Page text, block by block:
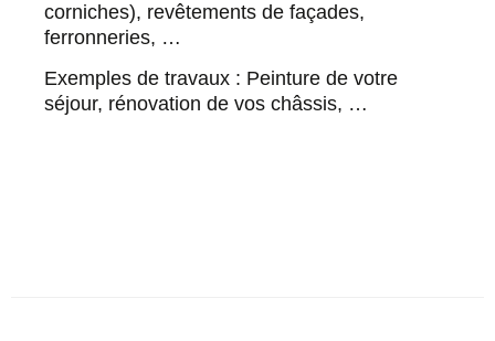
corniches), revêtements de façades,
ferronneries, …
Exemples de travaux : Peinture de votre
séjour, rénovation de vos châssis, …